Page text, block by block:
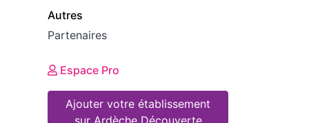
Autres
Partenaires
Espace Pro
Ajouter votre établissement
sur Ardèche Découverte